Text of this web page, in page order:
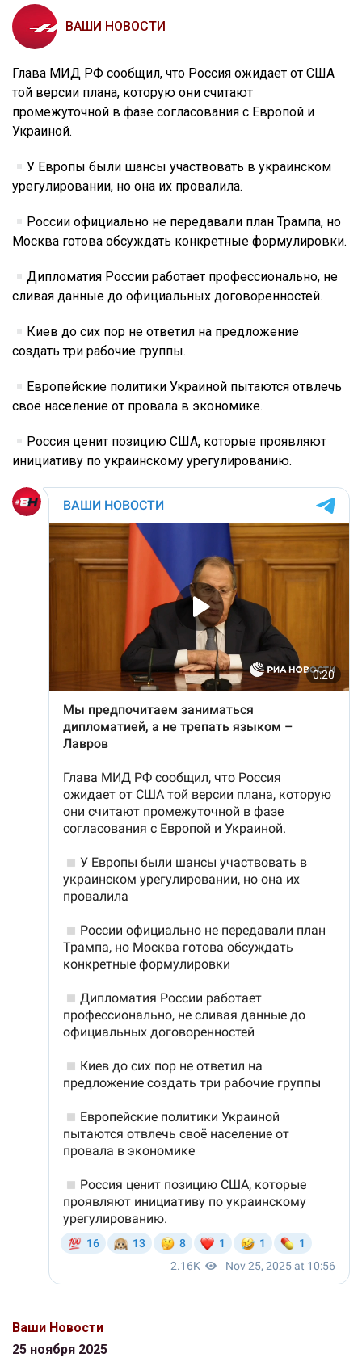
ВАШИ НОВОСТИ
Глава МИД РФ сообщил, что Россия ожидает от США
той версии плана, которую они считают
промежуточной в фазе согласования с Европой и
Украиной.
У Европы были шансы участвовать в украинском
урегулировании, но она их провалила.
России официально не передавали план Трампа, но
Москва готова обсуждать конкретные формулировки.
Дипломатия России работает профессионально, не
сливая данные до официальных договоренностей.
Киев до сих пор не ответил на предложение
создать три рабочие группы.
Европейские политики Украиной пытаются отвлечь
своё население от провала в экономике.
Россия ценит позицию США, которые проявляют
инициативу по украинскому урегулированию.
Ваши Новости
25 ноября 2025